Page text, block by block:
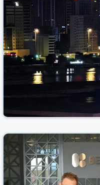
بن هندي: السيارات الكهربائية سترتفع لتصل إلى ٪80